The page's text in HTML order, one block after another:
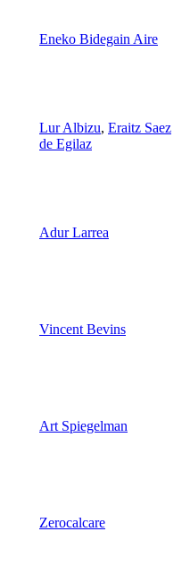
Eneko Bidegain Aire
Lur Albizu, Eraitz Saez
de Egilaz
Adur Larrea
Vincent Bevins
Art Spiegelman
Zerocalcare